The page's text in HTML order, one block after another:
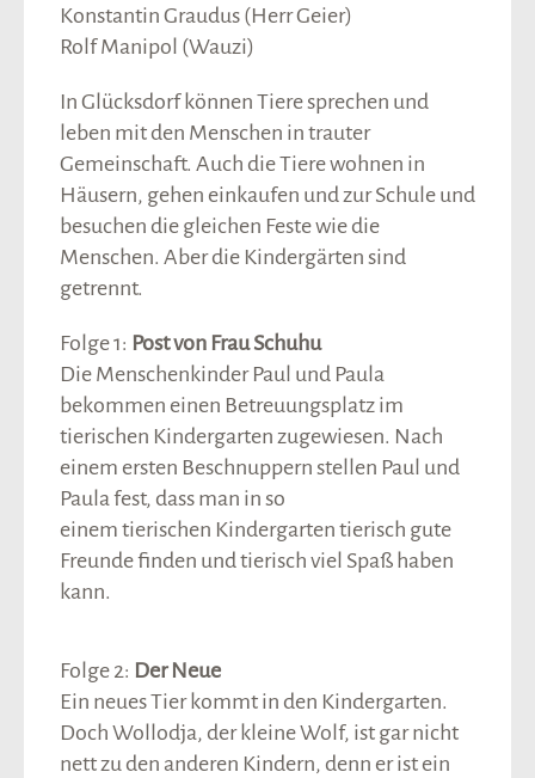
Konstantin Graudus (Herr Geier)
Rolf Manipol (Wauzi)
In Glücksdorf können Tiere sprechen und
leben mit den Menschen in trauter
Gemeinschaft. Auch die Tiere wohnen in
Häusern, gehen einkaufen und zur Schule und
besuchen die gleichen Feste wie die
Menschen. Aber die Kindergärten sind
getrennt.
Folge 1: Post von Frau Schuhu
Die Menschenkinder Paul und Paula
bekommen einen Betreuungsplatz im
tierischen Kindergarten zugewiesen. Nach
einem ersten Beschnuppern stellen Paul und
Paula fest, dass man in so
einem tierischen Kindergarten tierisch gute
Freunde finden und tierisch viel Spaß haben
kann.
Folge 2: Der Neue
Ein neues Tier kommt in den Kindergarten.
Doch Wollodja, der kleine Wolf, ist gar nicht
nett zu den anderen Kindern, denn er ist ein